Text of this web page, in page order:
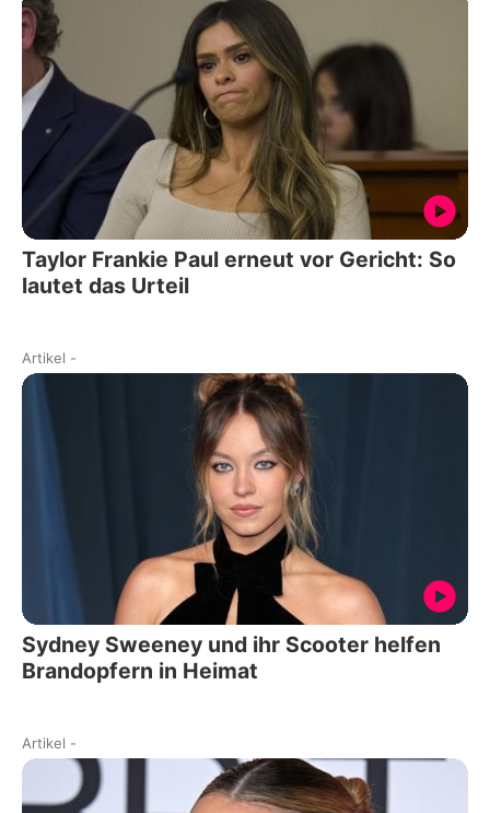
Taylor Frankie Paul erneut vor Gericht: So
lautet das Urteil
Artikel -
Sydney Sweeney und ihr Scooter helfen
Brandopfern in Heimat
Artikel -